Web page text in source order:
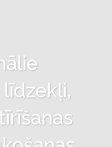
līdzekļi,